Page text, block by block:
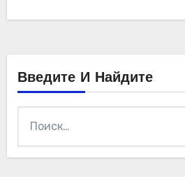
Введите И Найдите